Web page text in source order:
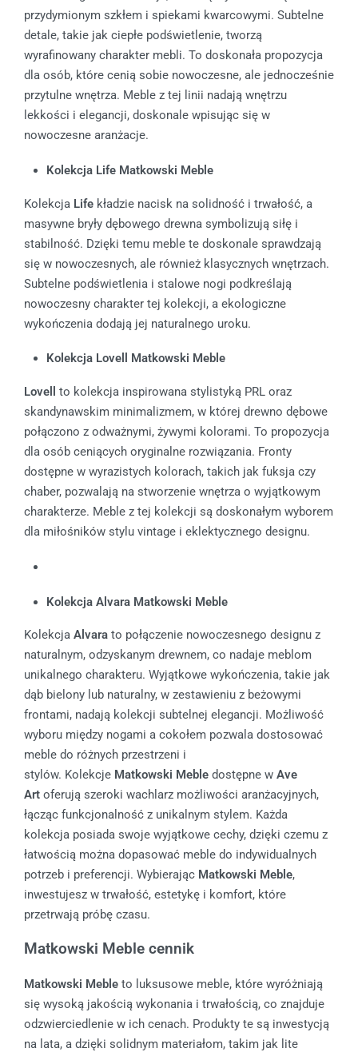
przydymionym szkłem i spiekami kwarcowymi. Subtelne
detale, takie jak ciepłe podświetlenie, tworzą
wyrafinowany charakter mebli. To doskonała propozycja
dla osób, które cenią sobie nowoczesne, ale jednocześnie
przytulne wnętrza. Meble z tej linii nadają wnętrzu
lekkości i elegancji, doskonale wpisując się w
nowoczesne aranżacje.
Kolekcja Life Matkowski Meble
Kolekcja Life kładzie nacisk na solidność i trwałość, a
masywne bryły dębowego drewna symbolizują siłę i
stabilność. Dzięki temu meble te doskonale sprawdzają
się w nowoczesnych, ale również klasycznych wnętrzach.
Subtelne podświetlenia i stalowe nogi podkreślają
nowoczesny charakter tej kolekcji, a ekologiczne
wykończenia dodają jej naturalnego uroku.
Kolekcja Lovell Matkowski Meble
Lovell
to kolekcja inspirowana stylistyką PRL oraz
skandynawskim minimalizmem, w której drewno dębowe
połączono z odważnymi, żywymi kolorami. To propozycja
dla osób ceniących oryginalne rozwiązania. Fronty
dostępne w wyrazistych kolorach, takich jak fuksja czy
chaber, pozwalają na stworzenie wnętrza o wyjątkowym
charakterze. Meble z tej kolekcji są doskonałym wyborem
dla miłośników stylu vintage i eklektycznego designu.
Kolekcja Alvara Matkowski Meble
Kolekcja Alvara to połączenie nowoczesnego designu z
naturalnym, odzyskanym drewnem, co nadaje meblom
unikalnego charakteru. Wyjątkowe wykończenia, takie jak
dąb bielony lub naturalny, w zestawieniu z beżowymi
frontami, nadają kolekcji subtelnej elegancji. Możliwość
wyboru między nogami a cokołem pozwala dostosować
meble do różnych przestrzeni i
stylów. Kolekcje Matkowski Meble dostępne w Ave
Art oferują szeroki wachlarz możliwości aranżacyjnych,
łącząc funkcjonalność z unikalnym stylem. Każda
kolekcja posiada swoje wyjątkowe cechy, dzięki czemu z
łatwością można dopasować meble do indywidualnych
potrzeb i preferencji. Wybierając Matkowski Meble,
inwestujesz w trwałość, estetykę i komfort, które
przetrwają próbę czasu.
Matkowski Meble cennik
Matkowski Meble to luksusowe meble, które wyróżniają
się wysoką jakością wykonania i trwałością, co znajduje
odzwierciedlenie w ich cenach. Produkty te są inwestycją
na lata, a dzięki solidnym materiałom, takim jak lite